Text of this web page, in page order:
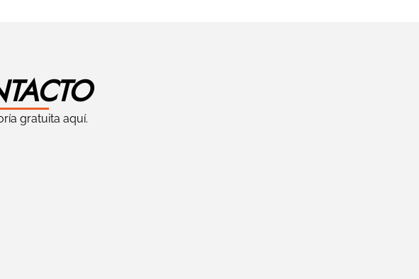
gratuita aquí.